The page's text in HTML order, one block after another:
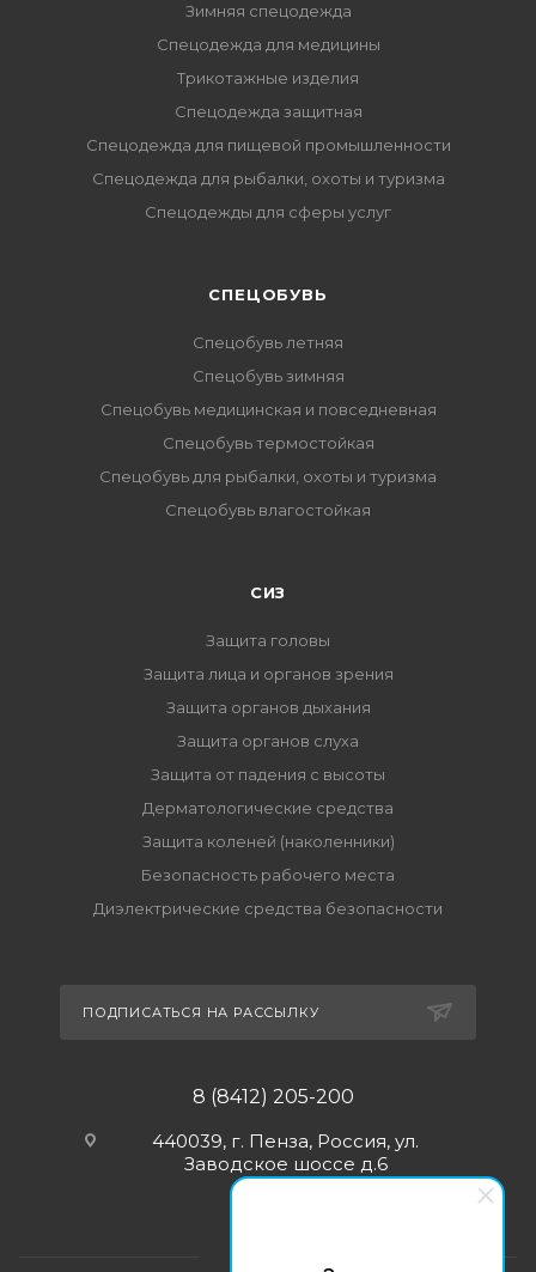
Зимняя спецодежда
Спецодежда для медицины
Трикотажные изделия
Спецодежда защитная
Спецодежда для пищевой промышленности
Спецодежда для рыбалки, охоты и туризма
Спецодежды для сферы услуг
CПЕЦОБУВЬ
Спецобувь летняя
Спецобувь зимняя
Спецобувь медицинская и повседневная
Спецобувь термостойкая
Спецобувь для рыбалки, охоты и туризма
Спецобувь влагостойкая
СИЗ
Защита головы
Защита лица и органов зрения
Защита органов дыхания
Защита органов слуха
Защита от падения с высоты
Дерматологические средства
Защита коленей (наколенники)
Безопасность рабочего места
Диэлектрические средства безопасности
ПОДПИСАТЬСЯ НА РАССЫЛКУ
8 (8412) 205-200
440039, г. Пенза, Россия, ул.
Заводское шоссе д.6